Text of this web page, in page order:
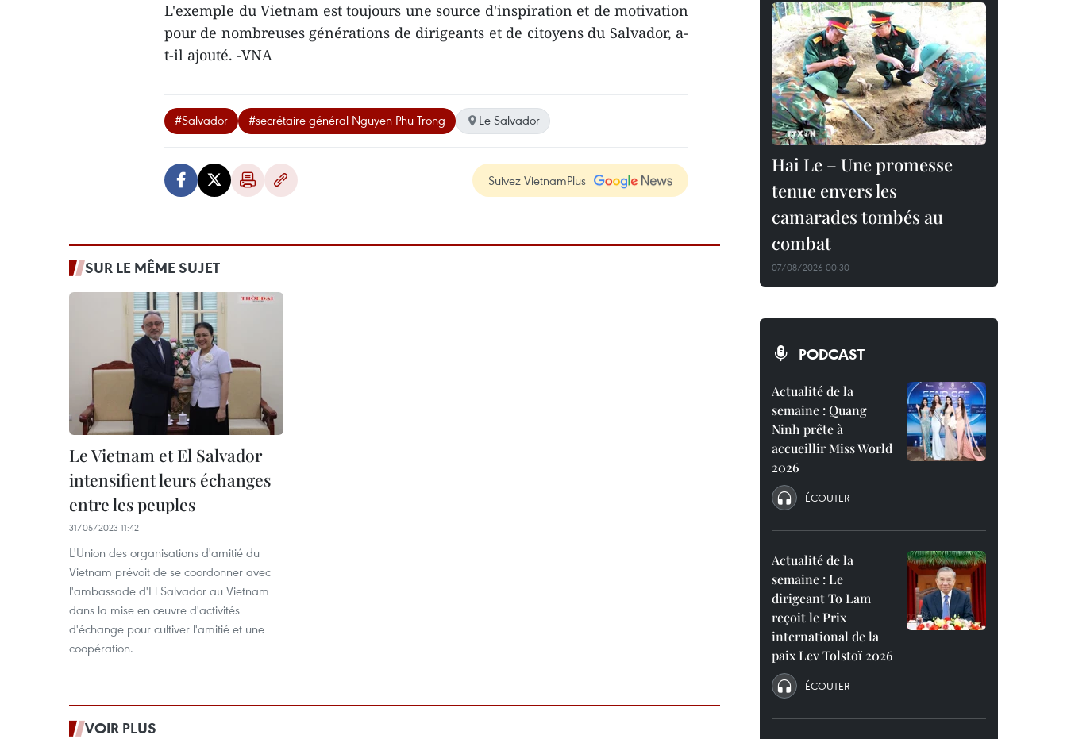
L'exemple du Vietnam est toujours une source d'inspiration et de motivation
pour de nombreuses générations de dirigeants et de citoyens du Salvador, a-
t-il ajouté. -VNA
#Salvador #secrétaire général Nguyen Phu Trong Le Salvador
Suivez VietnamPlus
SUR LE MÊME SUJET
Le Vietnam et El Salvador
intensifient leurs échanges
entre les peuples
31/05/2023 11:42
L'Union des organisations d'amitié du
Vietnam prévoit de se coordonner avec
l'ambassade d'El Salvador au Vietnam
dans la mise en œuvre d'activités
d'échange pour cultiver l'amitié et une
coopération.
VOIR PLUS
Hai Le – Une promesse
tenue envers les
camarades tombés au
combat
07/08/2026 00:30
PODCAST
Actualité de la
semaine : Quang
Ninh prête à
accueillir Miss World
2026
ÉCOUTER
Actualité de la
semaine : Le
dirigeant To Lam
reçoit le Prix
international de la
paix Lev Tolstoï 2026
ÉCOUTER